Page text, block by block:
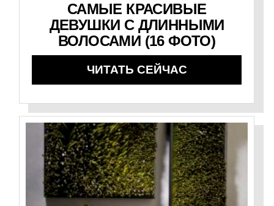
САМЫЕ КРАСИВЫЕ
ДЕВУШКИ С ДЛИННЫМИ
ВОЛОСАМИ (16 ФОТО)
ЧИТАТЬ СЕЙЧАС